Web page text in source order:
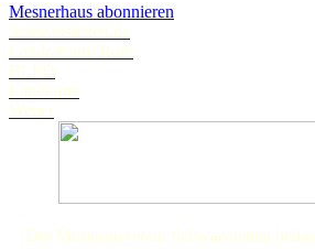
Mesnerhaus abonnieren
Schwanstetten.de
Landratsamt Roth
BLFD
Landkarte
Wetter
Der Museumsverein Schwanstetten